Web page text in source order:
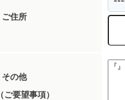
ご住所
その他
（ご要望事項）